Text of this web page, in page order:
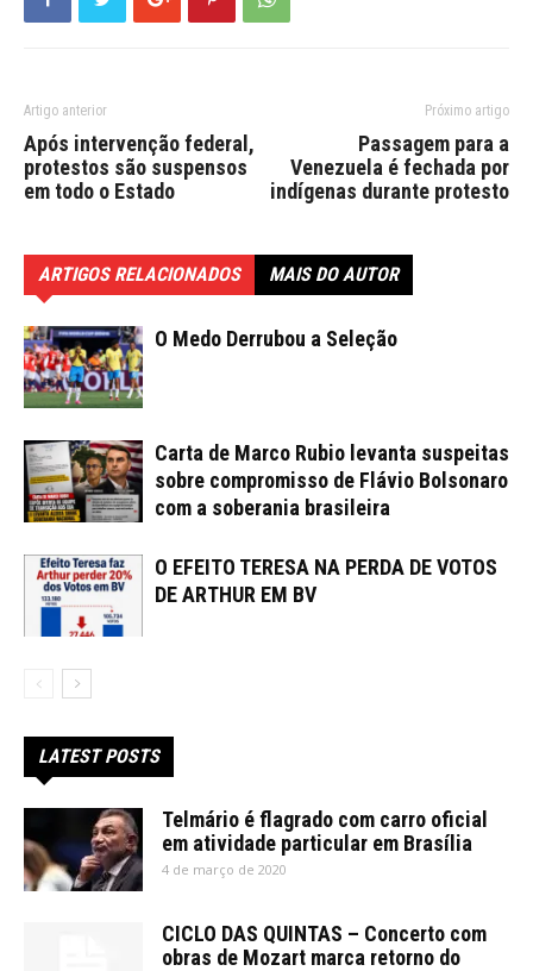
Artigo anterior
Após intervenção federal,
protestos são suspensos
em todo o Estado
Próximo artigo
Passagem para a
Venezuela é fechada por
indígenas durante protesto
ARTIGOS RELACIONADOS MAIS DO AUTOR
O Medo Derrubou a Seleção
Carta de Marco Rubio levanta suspeitas
sobre compromisso de Flávio Bolsonaro
com a soberania brasileira
O EFEITO TERESA NA PERDA DE VOTOS
DE ARTHUR EM BV
LATEST POSTS
Telmário é flagrado com carro oficial
em atividade particular em Brasília
4 de março de 2020
CICLO DAS QUINTAS – Concerto com
obras de Mozart marca retorno do